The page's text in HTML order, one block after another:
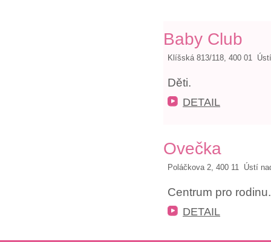
Baby Club
Klíšská 813/118, 400 01
Děti.
DETAIL
Ovečka
Poláčkova 2, 400 11 Ústí
Centrum pro rodinu.
DETAIL